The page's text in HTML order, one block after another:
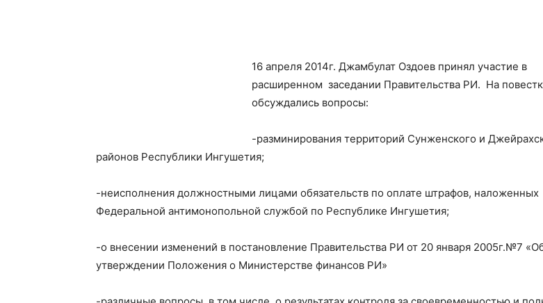
16 апреля 2014г. Джамбулат Оздоев принял участие в
расширенном заседании Правительства РИ. На
обсуждались вопросы:
-разминирования территорий Сунженского и
районов Республики Ингушетия;
-неисполнения должностными лицами обязательств по оплате штрафов, наложенных
Федеральной антимонопольной службой по Республике Ингушетия;
-о внесении изменений в постановление Правительства РИ от 20 января 2005г.№7
утверждении Положения о Министерстве финансов РИ»